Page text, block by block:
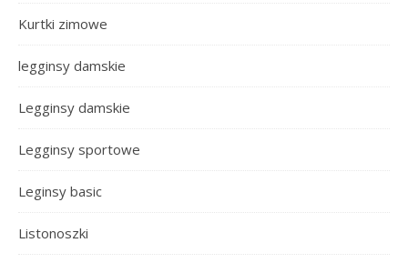
Kurtki zimowe
legginsy damskie
Legginsy damskie
Legginsy sportowe
Leginsy basic
Listonoszki